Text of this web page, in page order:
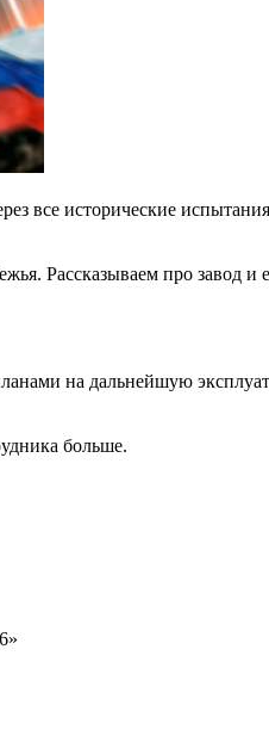
все исторические
Рассказываем про
на дальнейшую
больше.